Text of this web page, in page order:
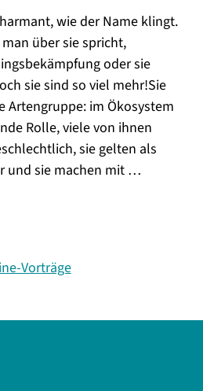
wie der Name klingt.
über sie spricht,
oder sie
sie sind so viel mehr!Sie
Artengruppe: im Ökosystem
Rolle, viele von ihnen
sie gelten als
und sie machen mit …
Vorträge